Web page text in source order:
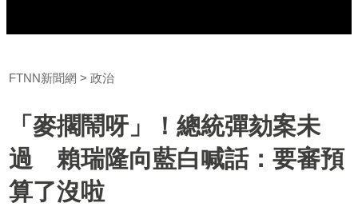
FTNN新聞網 政治
「麥擱鬧呀」！總統彈劾案未
過 賴瑞隆向藍白喊話：要審預
算了沒啦